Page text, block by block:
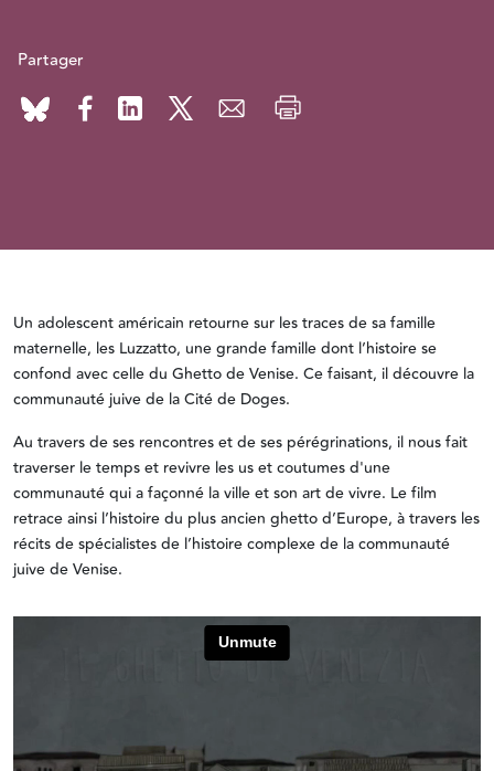
Partager
Un adolescent américain retourne sur les traces de sa famille
maternelle, les Luzzatto, une grande famille dont l’histoire se
confond avec celle du Ghetto de Venise. Ce faisant, il découvre la
communauté juive de la Cité de Doges.
Au travers de ses rencontres et de ses pérégrinations, il nous fait
traverser le temps et revivre les us et coutumes d'une
communauté qui a façonné la ville et son art de vivre. Le film
retrace ainsi l’histoire du plus ancien ghetto d’Europe, à travers les
récits de spécialistes de l’histoire complexe de la communauté
juive de Venise.